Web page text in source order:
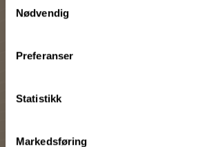
Nødvendig
Preferanser
Statistikk
Markedsføring